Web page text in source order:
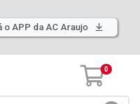
o APP da AC Araujo
0